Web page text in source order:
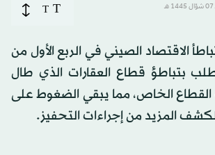
T
T
الاقتصاد الصيني في الربع الأول من
بتباطؤ قطاع العقارات الذي طال
الخاص، مما يبقي الضغوط على
المزيد من إجراءات التحفيز.